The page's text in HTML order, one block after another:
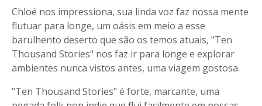
Chloé nos impressiona, sua linda voz faz nossa mente
flutuar para longe, um oásis em meio a esse
barulhento deserto que são os temos atuais, "Ten
Thousand Stories" nos faz ir para longe e explorar
ambientes nunca vistos antes, uma viagem gostosa.
"Ten Thousand Stories" é forte, marcante, uma